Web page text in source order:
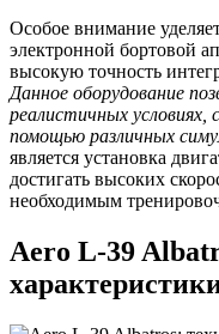
Особое внимание
электронной бортовой
высокую точность
Данное оборудование
реалистичных условиях,
помощью различных
является установка
достигать высоких
необходимым
Aero L-39